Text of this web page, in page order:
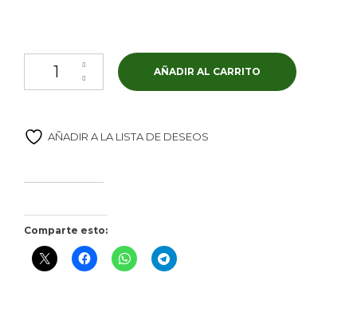
Frantoio cantidad
AÑADIR AL CARRITO
AÑADIR A LA LISTA DE DESEOS
Comparte esto: